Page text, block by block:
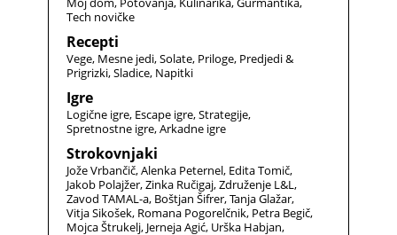
Tech novičke
Recepti
Vege Mesne jedi Solate Priloge Predjedi &
Prigrizki Sladice Napitki
Igre
Logične igre Escape igre Strategije
Spretnostne igre Arkadne igre
Strokovnjaki
Jože Vrbančič Alenka Peternel Edita Tomič
Jakob Polajžer Zinka Ručigaj Združenje L&L
Zavod TAMAL-a Boštjan Šifrer Tanja Glažar
Vitja Sikošek Romana Pogorelčnik Petra Begič
Mojca Štrukelj Jerneja Agić Urška Habjan